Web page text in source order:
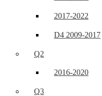
2017-2022
D4 2009-2017
Q2
2016-2020
Q3